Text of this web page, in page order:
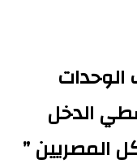
الوحدات
الدخل
المصريين ”